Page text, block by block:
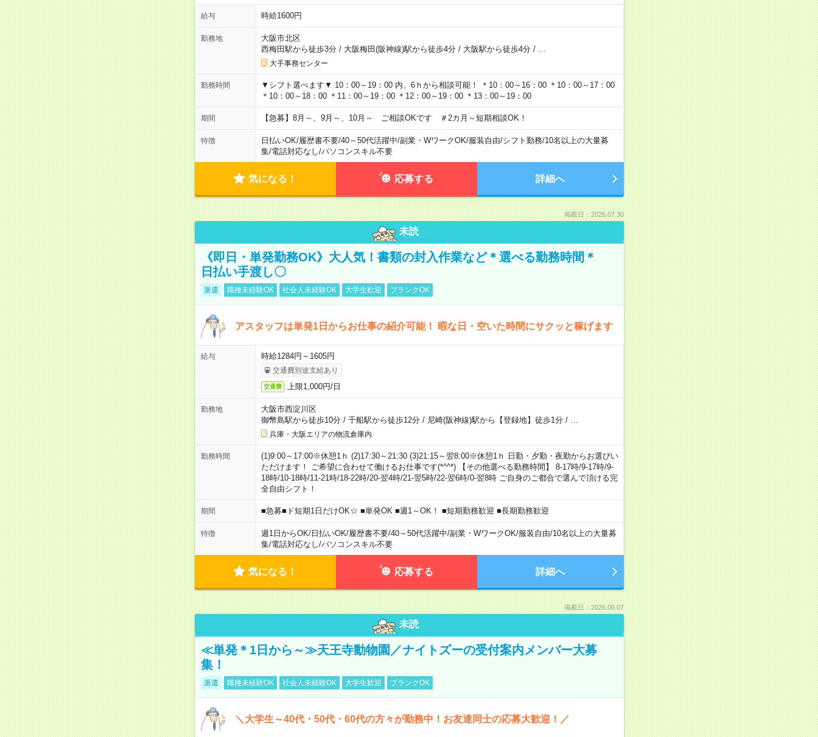
給与 時給1600円
勤務地
大阪市北区
西梅田駅から徒歩3分/ 大阪梅田(阪神線)駅から徒歩4分/ 大阪駅から徒歩4分/
大手事務センター
勤務時間
▼シフト選べます▼ 10：00～19：00 内、6ｈから相談可能！ ＊10：00～16：00 ＊10：00～17：00
＊10：00～18：00 ＊11：00～19：00 ＊12：00～19：00 ＊13：00～19：00
期間 【急募】8月～、9月～、10月～ ご相談OKです ＃2カ月～短期相談OK！
特徴 日払いOK/履歴書不要/40～50代活躍中/副業・WワークOK/服装自由/シフト勤務/10名以上の大量募
集/電話対応なし/パソコンスキル不要
気になる！ 応募する 詳細へ
掲載日：2026.07.30
未読
《即日・単発勤務OK》大人気！書類の封入作業など＊選べる勤務時間＊
日払い手渡し〇
派遣 職種未経験OK 社会人未経験OK 大学生歓迎 ブランクOK
アスタッフは単発1日からお仕事の紹介可能！ 暇な日・空いた時間にサクッと稼げます
給与 時給1284円～1605円
交通費別途支給あり
交通費 上限1,000円/日
勤務地
大阪市西淀川区
御幣島駅から徒歩10分/ 千船駅から徒歩12分/ 尼崎(阪神線)駅から【登録地】徒歩1分/
兵庫・大阪エリアの物流倉庫内
勤務時間
(1)9:00～17:00※休憩1ｈ (2)17:30～21:30 (3)21:15～翌8:00※休憩1ｈ 日勤・夕勤・夜勤からお選びい
ただけます！ ご希望に合わせて働けるお仕事です(*^^*) 【その他選べる勤務時間】 8-17時/9-17時/9-
18時/10-18時/11-21時/18-22時/20-翌4時/21-翌5時/22-翌6時/0-翌8時 ご自身のご都合で選んで頂ける完
全自由シフト！
期間 ■急募■ド短期1日だけOK☆ ■単発OK ■週1～OK！ ■短期勤務歓迎 ■長期勤務歓迎
特徴 週1日からOK/日払いOK/履歴書不要/40～50代活躍中/副業・WワークOK/服装自由/10名以上の大量募
集/電話対応なし/パソコンスキル不要
気になる！ 応募する 詳細へ
掲載日：2026.08.07
未読
≪単発＊1日から～≫天王寺動物園／ナイトズーの受付案内メンバー大募
集！
派遣 職種未経験OK 社会人未経験OK 大学生歓迎 ブランクOK
＼大学生～40代・50代・60代の方々が勤務中！お友達同士の応募大歓迎！／